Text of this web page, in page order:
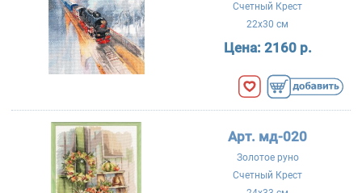
Счетный Крест
22x30 см
Цена: 2160 р.
Арт. мд-020
Золотое руно
Счетный Крест